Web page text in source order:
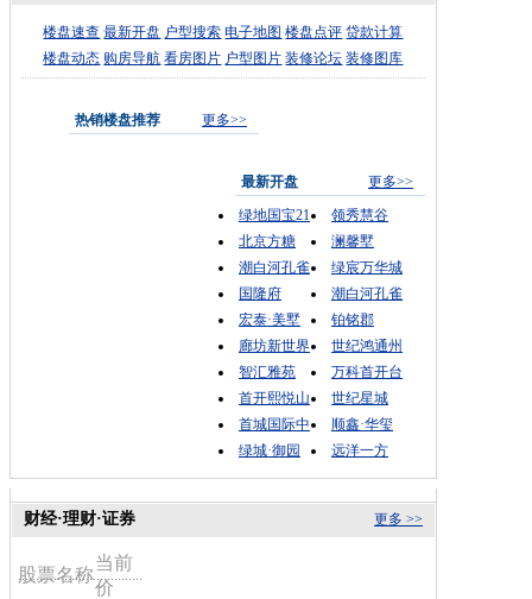
楼盘速查 最新开盘 户型搜索 电子地图 楼盘点评 贷款计算
楼盘动态 购房导航 看房图片 户型图片 装修论坛 装修图库
热销楼盘推荐 更多>>
最新开盘
更多>>
绿地国宝21
领秀慧谷
北京方糖
澜馨墅
潮白河孔雀
绿宸万华城
国隆府
潮白河孔雀
宏泰·美墅
铂铭郡
廊坊新世界
世纪鸿通州
智汇雅苑
万科首开台
首开熙悦山
世纪星城
首城国际中
顺鑫·华玺
绿城·御园
远洋一方
更多 >>
财经·理财·证券
股票名称
当前
价